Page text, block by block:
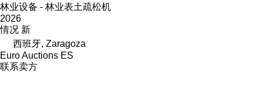
林业设备 - 林业表土疏松机
2026
情况 新
西班牙, Zaragoza
Euro Auctions ES
联系卖方